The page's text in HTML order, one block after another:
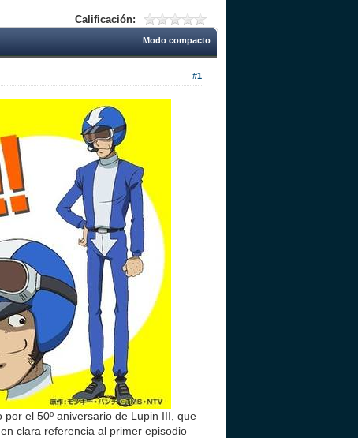
Calificación:
Modo compacto
#1
el 50º aniversario de Lupin III, que
clara referencia al primer episodio